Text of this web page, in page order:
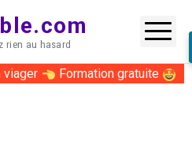
rien au hasard
viager Formation gratuite